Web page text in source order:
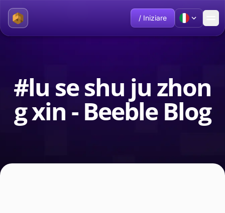
/ Iniziare
#lu se shu ju zhon
g xin - Beeble Blog